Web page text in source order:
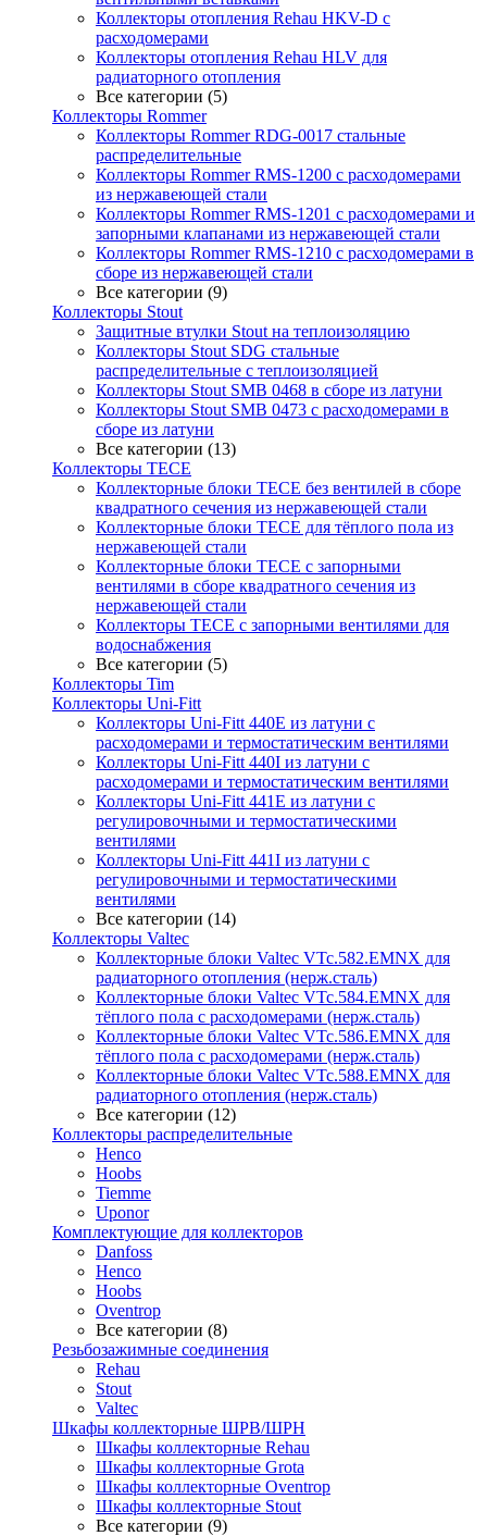
Коллекторы отопления Rehau HKV-D с
расходомерами
Коллекторы отопления Rehau HLV для
радиаторного отопления
Все категории (5)
Коллекторы Rommer
Коллекторы Rommer RDG-0017 стальные
распределительные
Коллекторы Rommer RMS-1200 с расходомерами
из нержавеющей стали
Коллекторы Rommer RMS-1201 с расходомерами и
запорными клапанами из нержавеющей стали
Коллекторы Rommer RMS-1210 с расходомерами в
сборе из нержавеющей стали
Все категории (9)
Коллекторы Stout
Защитные втулки Stout на теплоизоляцию
Коллекторы Stout SDG стальные
распределительные с теплоизоляцией
Коллекторы Stout SMB 0468 в сборе из латуни
Коллекторы Stout SMB 0473 с расходомерами в
сборе из латуни
Все категории (13)
Коллекторы TECE
Коллекторные блоки TECE без вентилей в сборе
квадратного сечения из нержавеющей стали
Коллекторные блоки TECE для тёплого пола из
нержавеющей стали
Коллекторные блоки TECE с запорными
вентилями в сборе квадратного сечения из
нержавеющей стали
Коллекторы TECE с запорными вентилями для
водоснабжения
Все категории (5)
Коллекторы Tim
Коллекторы Uni-Fitt
Коллекторы Uni-Fitt 440E из латуни с
расходомерами и термостатическим вентилями
Коллекторы Uni-Fitt 440I из латуни с
расходомерами и термостатическим вентилями
Коллекторы Uni-Fitt 441E из латуни с
регулировочными и термостатическими
вентилями
Коллекторы Uni-Fitt 441I из латуни с
регулировочными и термостатическими
вентилями
Все категории (14)
Коллекторы Valtec
Коллекторные блоки Valtec VTc.582.EMNX для
радиаторного отопления (нерж.сталь)
Коллекторные блоки Valtec VTc.584.EMNX для
тёплого пола с расходомерами (нерж.сталь)
Коллекторные блоки Valtec VTc.586.EMNX для
тёплого пола с расходомерами (нерж.сталь)
Коллекторные блоки Valtec VTc.588.EMNX для
радиаторного отопления (нерж.сталь)
Все категории (12)
Коллекторы распределительные
Henco
Hoobs
Tiemme
Uponor
Комплектующие для коллекторов
Danfoss
Henco
Hoobs
Oventrop
Все категории (8)
Резьбозажимные соединения
Rehau
Stout
Valtec
Шкафы коллекторные ШРВ/ШРН
Шкафы коллекторные Rehau
Шкафы коллекторные Grota
Шкафы коллекторные Oventrop
Шкафы коллекторные Stout
Все категории (9)